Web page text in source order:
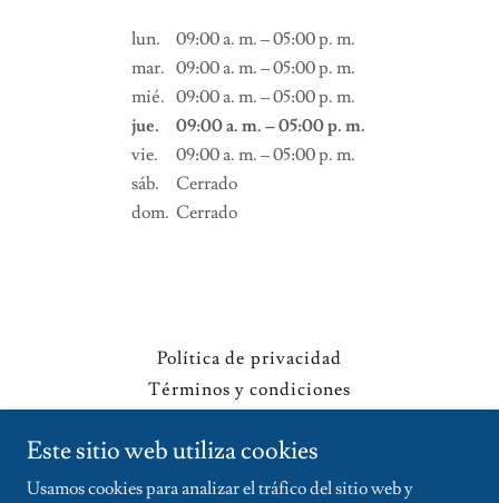
lun.
09:00 a. m. – 05:00 p. m.
mar. 09:00 a. m. – 05:00 p. m.
mié. 09:00 a. m. – 05:00 p. m.
jue.
09:00 a. m. – 05:00 p. m.
vie.
09:00 a. m. – 05:00 p. m.
sáb.
Cerrado
dom. Cerrado
Política de privacidad
Términos y condiciones
vibecodertest.com
Este sitio web utiliza cookies
Usamos cookies para analizar el tráfico del sitio web y